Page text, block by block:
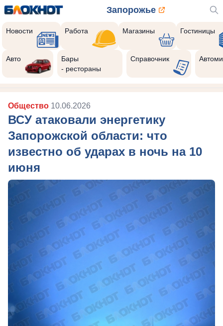
Запорожье
Новости Работа Магазины Гостиницы
Авто
Бары
- рестораны
Справочник
Общество 10.06.2026
ВСУ атаковали энергетику
Запорожской области: что
известно об ударах в ночь на 10
июня